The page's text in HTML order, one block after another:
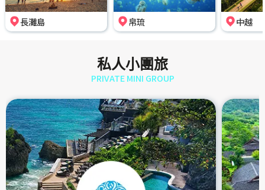
長灘島 帛琉 中越
私人小團旅
PRIVATE MINI GROUP